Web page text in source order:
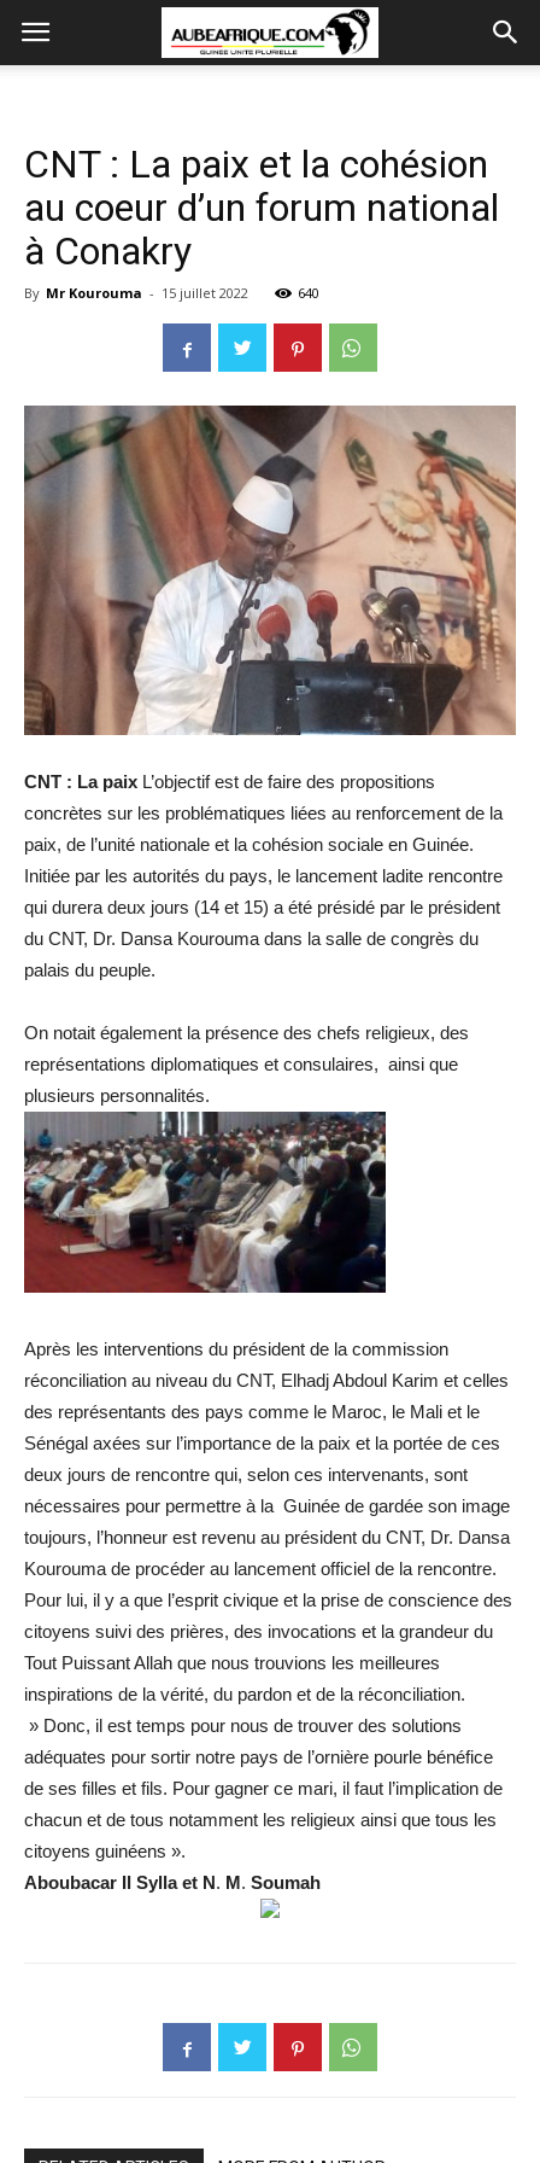
CNT : La paix et la cohésion
au coeur d’un forum national
à Conakry
By Mr Kourouma - 15 juillet 2022 640
CNT : La paix L’objectif est de faire des propositions
concrètes sur les problématiques liées au renforcement de la
paix, de l’unité nationale et la cohésion sociale en Guinée.
Initiée par les autorités du pays, le lancement ladite rencontre
qui durera deux jours (14 et 15) a été présidé par le président
du CNT, Dr. Dansa Kourouma dans la salle de congrès du
palais du peuple.
On notait également la présence des chefs religieux, des
représentations diplomatiques et consulaires, ainsi que
plusieurs personnalités.
Après les interventions du président de la commission
réconciliation au niveau du CNT, Elhadj Abdoul Karim et celles
des représentants des pays comme le Maroc, le Mali et le
Sénégal axées sur l’importance de la paix et la portée de ces
deux jours de rencontre qui, selon ces intervenants, sont
nécessaires pour permettre à la Guinée de gardée son image
toujours, l’honneur est revenu au président du CNT, Dr. Dansa
Kourouma de procéder au lancement officiel de la rencontre.
Pour lui, il y a que l’esprit civique et la prise de conscience des
citoyens suivi des prières, des invocations et la grandeur du
Tout Puissant Allah que nous trouvions les meilleures
inspirations de la vérité, du pardon et de la réconciliation.
» Donc, il est temps pour nous de trouver des solutions
adéquates pour sortir notre pays de l’ornière pourle bénéfice
de ses filles et fils. Pour gagner ce mari, il faut l’implication de
chacun et de tous notamment les religieux ainsi que tous les
citoyens guinéens ».
Aboubacar Il Sylla et N. M. Soumah